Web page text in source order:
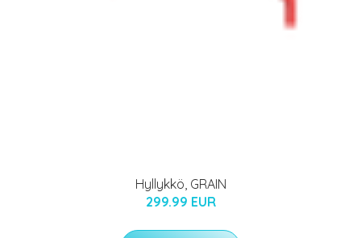
Hyllykkö, GRAIN
299.99 EUR